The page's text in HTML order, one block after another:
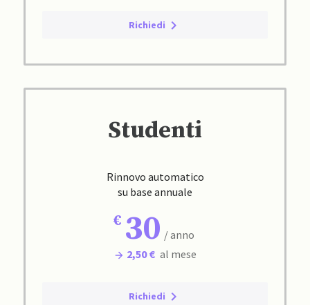
Richiedi
Studenti
Rinnovo automatico
su base annuale
30 / anno
2,50 € al mese
Richiedi